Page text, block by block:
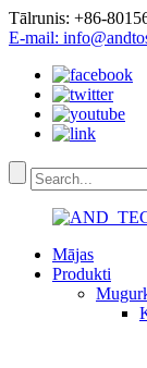
Tālrunis: +86-
E-mail:
Mājas
Produkti